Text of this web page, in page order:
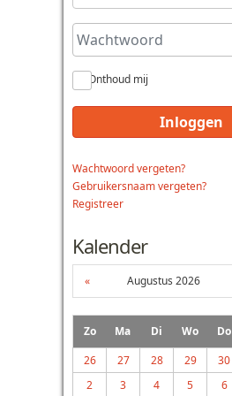
Wachtwoord
Onthoud mij
Inloggen
Wachtwoord vergeten?
Gebruikersnaam vergeten?
Registreer
Kalender
« Augustus 2026
Zo Ma Di Wo Do
26
27 28 29 30
2
3 4 5 6